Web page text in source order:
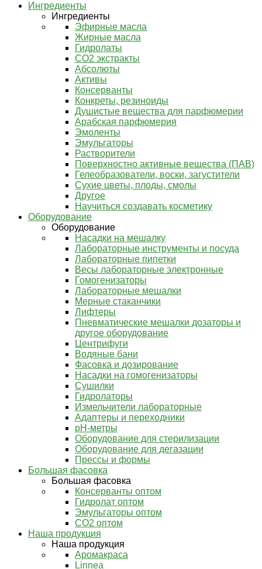
Ингредиенты
Ингредиенты
Эфирные масла
Жирные масла
Гидролаты
СО2 экстракты
Абсолюты
Активы
Консерванты
Конкреты, резиноиды
Душистые вещества для парфюмерии
Арабская парфюмерия
Эмоленты
Эмульгаторы
Растворители
Поверхностно активные вещества (ПАВ)
Гелеобразователи, воски, загустители
Сухие цветы, плоды, смолы
Другое
Научиться создавать косметику
Оборудование
Оборудование
Насадки на мешалку
Лабораторные инструменты и посуда
Лабораторные пипетки
Весы лабораторные электронные
Гомогенизаторы
Лабораторные мешалки
Мерные стаканчики
Лифтеры
Пневматические мешалки дозаторы и
другое оборудование
Центрифуги
Водяные бани
Фасовка и дозирование
Насадки на гомогенизаторы
Сушилки
Гидролаторы
Измельчители лабораторные
Адаптеры и переходники
pH-метры
Оборудование для стерилизации
Оборудование для дегазации
Прессы и формы
Большая фасовка
Большая фасовка
Консерванты оптом
Гидролат оптом
Эмульгаторы оптом
СО2 оптом
Наша продукция
Наша продукция
Аромакраса
Linnea